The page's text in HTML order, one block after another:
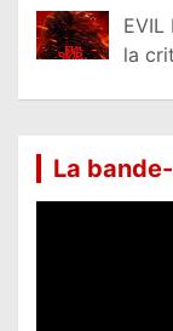
EVIL
la
La